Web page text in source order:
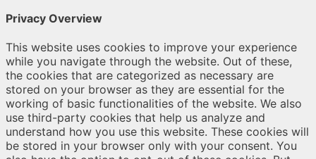
Privacy Overview
This website uses cookies to improve your experience
while you navigate through the website. Out of these,
the cookies that are categorized as necessary are
stored on your browser as they are essential for the
working of basic functionalities of the website. We also
use third-party cookies that help us analyze and
understand how you use this website. These cookies will
be stored in your browser only with your consent. You